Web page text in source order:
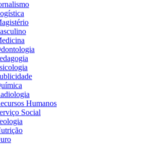
Humanos
Social